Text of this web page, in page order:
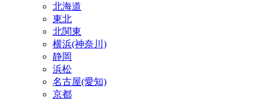
北海道
東北
北関東
横浜(神奈川)
静岡
浜松
名古屋(愛知)
京都